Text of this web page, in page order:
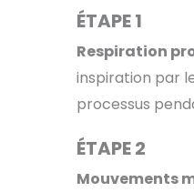
ÉTAPE 1
Respiration
inspiration par
processus
ÉTAPE 2
Mouvements